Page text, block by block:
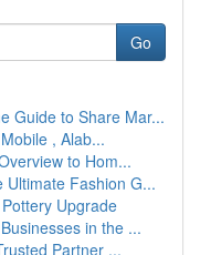
Go
Guide to Share Mar...
, Alab...
to Hom...
Ultimate Fashion G...
Upgrade
in the ...
Partner ...